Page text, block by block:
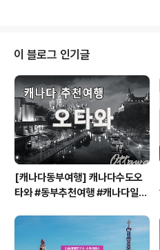
t)'로,1872년 하나의 도시로 합병되고, 그 이
소도시까지 합병하여 1950년 지금의 '부다
습니다.'부다'지역은 언덕으로 된 지형으로
적인 건축물이 밀집되어있고,'페스트'지역
택과 공장 등 상업공간들로 이루어져 있습
이 블로그 인기글
[캐나다동부여행] 캐나다수도오
타와 #동부추천여행 #캐나다일주
A